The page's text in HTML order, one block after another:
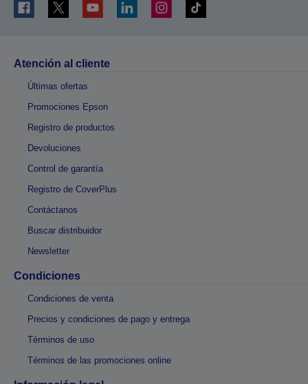
Atención al cliente
Últimas ofertas
Promociones Epson
Registro de productos
Devoluciones
Control de garantía
Registro de CoverPlus
Contáctanos
Buscar distribuidor
Newsletter
Condiciones
Condiciones de venta
Precios y condiciones de pago y entrega
Términos de uso
Términos de las promociones online